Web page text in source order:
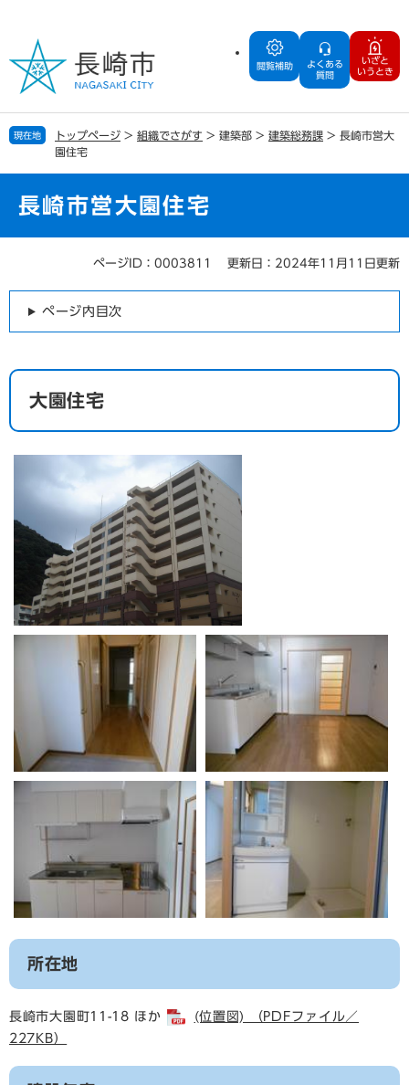
の
で
す
ー
ば
し
閲覧補助
よくある
質問
いざと
いうとき
現在地 トップページ > 組織でさがす > 建築部 > 建築総務課 > 長崎市営大
園住宅
長崎市営大園住宅
ページID：0003811 更新日：2024年11月11日更新
ページ内目次
大園住宅
所在地
長崎市大園町11-18 ほか
(位置図) （PDFファイル／
227KB）